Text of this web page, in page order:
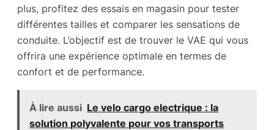
plus, profitez des essais en magasin pour tester
différentes tailles et comparer les sensations de
conduite. L’objectif est de trouver le VAE qui vous
offrira une expérience optimale en termes de
confort et de performance.
À lire aussi Le velo cargo electrique : la
solution polyvalente pour vos transports